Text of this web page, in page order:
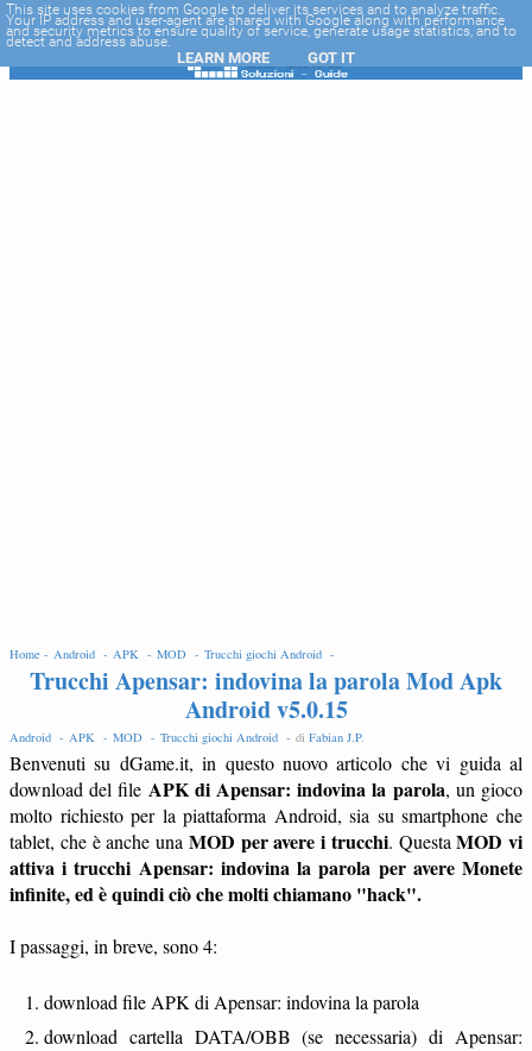
-->
Home - Android - APK - MOD - Trucchi giochi Android -
Trucchi Apensar: indovina la parola Mod Apk
Android v5.0.15
Android - APK - MOD - Trucchi giochi Android - di Fabian J.P.
Benvenuti su dGame.it, in questo nuovo articolo che vi guida al
download del file APK di Apensar: indovina la parola, un gioco
molto richiesto per la piattaforma Android, sia su smartphone che
tablet, che è anche una MOD per avere i trucchi. QuestaMOD vi
attiva i trucchi Apensar: indovina la parola per avere Monete
infinite, ed è quindi ciò che molti chiamano "hack".
I passaggi, in breve, sono 4:
download file APK di Apensar: indovina la parola
download cartella DATA/OBB (se necessaria) di Apensar:
This site uses cookies from Google to deliver its services and to analyze traffic.
Your IP address and user-agent are shared with Google along with performance
and security metrics to ensure quality of service, generate usage statistics, and to
detect and address abuse.
LEARN MORE GOT IT